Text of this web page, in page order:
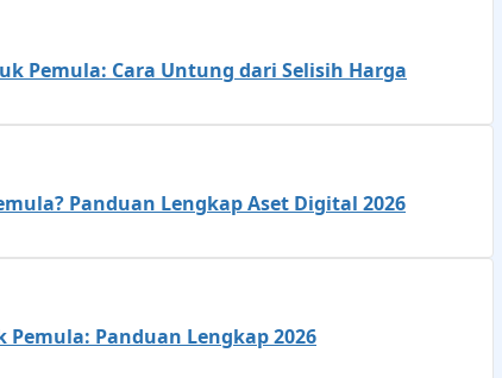
Pemula: Cara Untung dari Selisih Harga
Panduan Lengkap Aset Digital 2026
Panduan Lengkap 2026